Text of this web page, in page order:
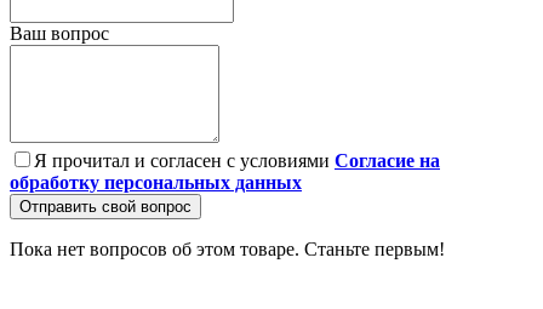
Ваш вопрос
Я прочитал и согласен с условиями Согласие на
обработку персональных данных
Отправить свой вопрос
Пока нет вопросов об этом товаре. Станьте первым!